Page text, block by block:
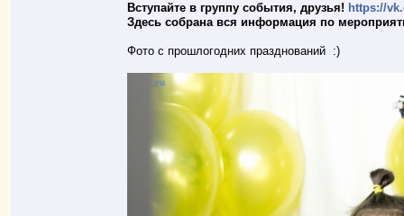
Вступайте в группу события, друзья! https://
Здесь собрана вся информация по
Фото с прошлогодних празднований :)